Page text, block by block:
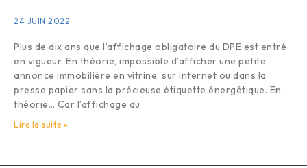
24 JUIN 2022
Plus de dix ans que l’affichage obligatoire du DPE est entré
en vigueur. En théorie, impossible d’afficher une petite
annonce immobilière en vitrine, sur internet ou dans la
presse papier sans la précieuse étiquette énergétique. En
théorie… Car l’affichage du
Lire la suite »